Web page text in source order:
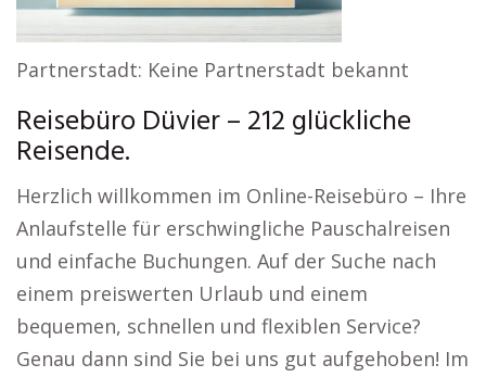
Partnerstadt: Keine Partnerstadt bekannt
Reisebüro Düvier – 212 glückliche
Reisende.
Herzlich willkommen im Online-Reisebüro – Ihre
Anlaufstelle für erschwingliche Pauschalreisen
und einfache Buchungen. Auf der Suche nach
einem preiswerten Urlaub und einem
bequemen, schnellen und flexiblen Service?
Genau dann sind Sie bei uns gut aufgehoben! Im